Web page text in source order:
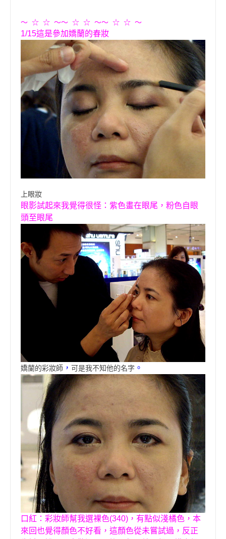
〜 ☆ ☆ 〜〜 ☆ ☆ 〜〜 ☆ ☆ 〜
1/15這是參加嬌蘭的春妝
上眼妝
眼影試起來我覺得很怪：紫色畫在眼尾，粉色自眼
頭至眼尾
嬌蘭的彩妝師 ， 可是我不知他的名字 。
口紅：彩妝師幫我選裸色(340) ，有點似淺橘色，本
來回也覺得顏色不好看，這顏色從未嘗試過，反正